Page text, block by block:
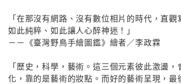
「在那沒有網路、沒有數位相片的時代，直
如此純粹、如此讓人心醉神迷！」
－－《臺灣野鳥手繪圖鑑》繪者／李政霖
「歷史，科學，藝術。這三個元素彼此激盪
化，靠的是藝術的妝點。而好的藝術呈現，